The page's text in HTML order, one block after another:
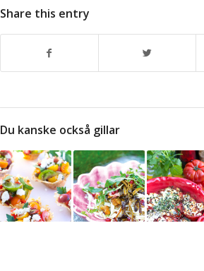
Share this entry
Du kanske också gillar